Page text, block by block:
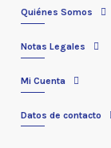
Quiénes Somos
Notas Legales
Mi Cuenta
Datos de contacto